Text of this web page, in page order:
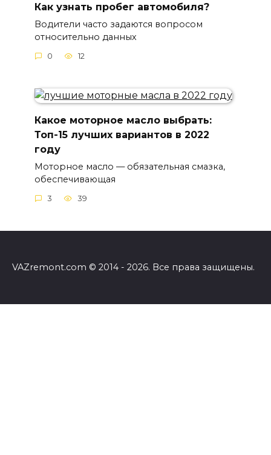
Как узнать пробег автомобиля?
Водители часто задаются вопросом
относительно данных
0 12
Какое моторное масло выбрать:
Топ-15 лучших вариантов в 2022
году
Моторное масло — обязательная смазка,
обеспечивающая
3 39
VAZremont.com © 2014 - 2026. Все права защищены.